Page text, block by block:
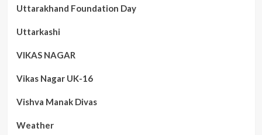
Uttarakhand Foundation Day
Uttarkashi
VIKAS NAGAR
Vikas Nagar UK-16
Vishva Manak Divas
Weather